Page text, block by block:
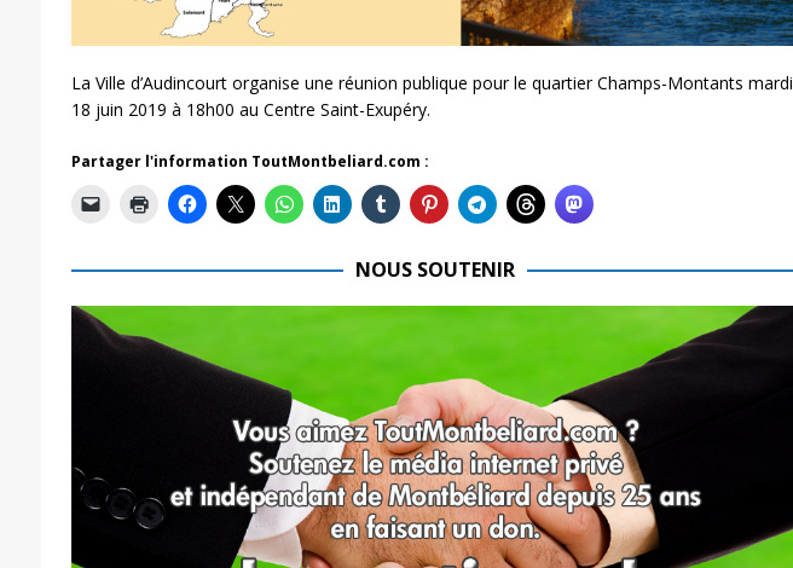
La Ville d’Audincourt organise une réunion publique pour le quartier Champs-Montants mardi
18 juin 2019 à 18h00 au Centre Saint-Exupéry.
Partager l'information ToutMontbeliard.com :
NOUS SOUTENIR